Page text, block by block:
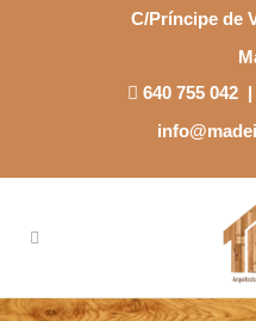
C/Príncipe de
640 755 042 |